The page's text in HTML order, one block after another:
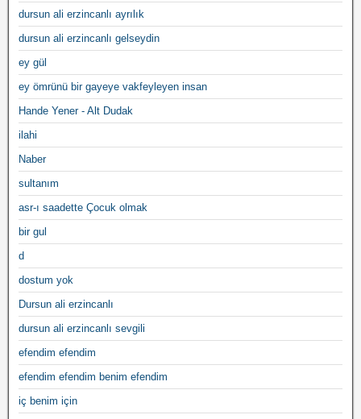
dursun ali erzincanlı ayrılık
dursun ali erzincanlı gelseydin
ey gül
ey ömrünü bir gayeye vakfeyleyen insan
Hande Yener - Alt Dudak
ilahi
Naber
sultanım
asr-ı saadette Çocuk olmak
bir gul
d
dostum yok
Dursun ali erzincanlı
dursun ali erzincanlı sevgili
efendim efendim
efendim efendim benim efendim
iç benim için